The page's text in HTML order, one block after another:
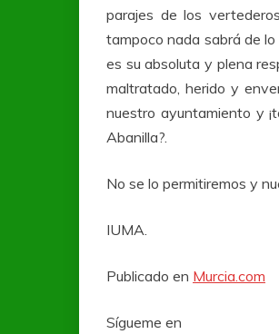
parajes de los
tampoco nada sabrá de
es su absoluta y plena
maltratado, herido y
nuestro ayuntamiento y
Abanilla?.
No se lo permitiremos y
IUMA.
Publicado en Murcia.com
Sígueme en